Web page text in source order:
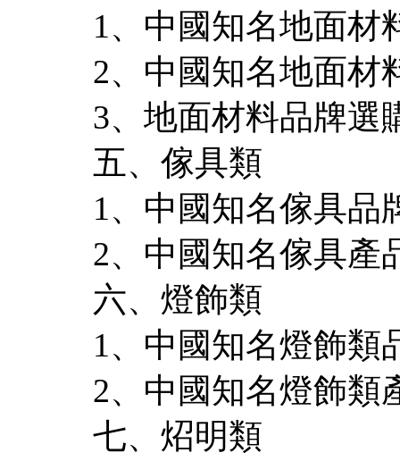
1、中國知名地面材
2、中國知名地面材
3、地面材料品牌選
五、傢具類
1、中國知名傢具品
2、中國知名傢具產
六、燈飾類
1、中國知名燈飾類
2、中國知名燈飾類
七、炤明類